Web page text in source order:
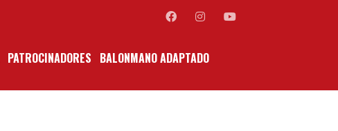
PATROCINADORES BALONMANO ADAPTADO